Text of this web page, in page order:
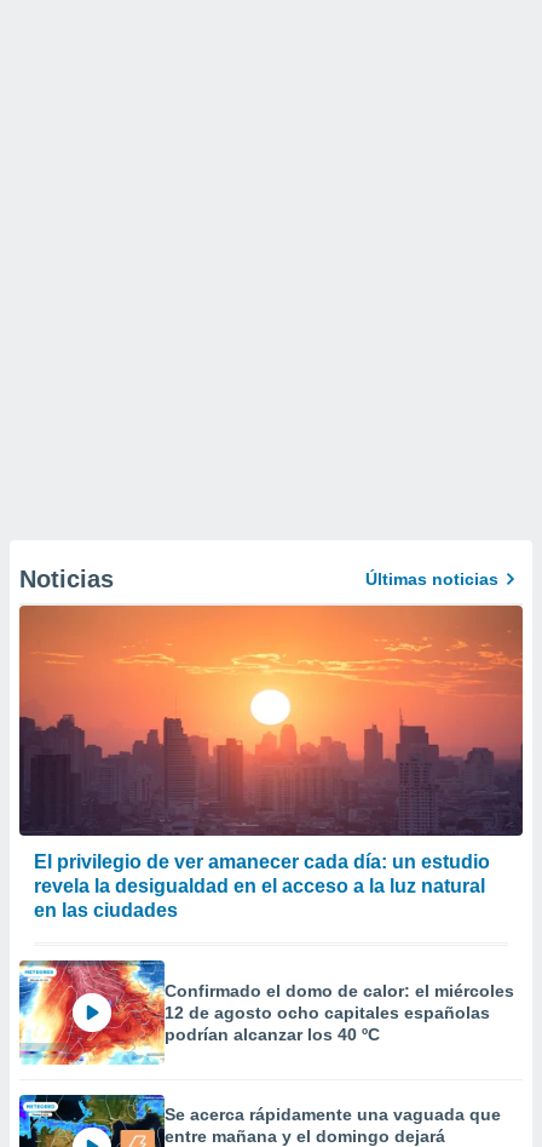
Noticias Últimas noticias
El privilegio de ver amanecer cada día: un estudio
revela la desigualdad en el acceso a la luz natural
en las ciudades
Confirmado el domo de calor: el miércoles
12 de agosto ocho capitales españolas
podrían alcanzar los 40 ºC
Se acerca rápidamente una vaguada que
entre mañana y el domingo dejará